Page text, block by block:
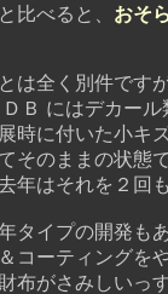
べると、 おそ
全く別件です
にはデカール
付いた小キズ
ままの状態で
それを２回も
プの開発もあ
ティングをや
がさみしいっ